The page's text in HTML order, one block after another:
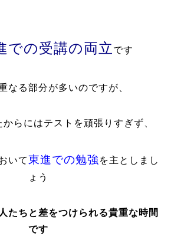
の受講の両立 です
なる部分が多いのですが、
らにはテストを頑張りすぎず、
いて東進での勉強 を主としまし
ょう
たちと差をつけられる貴重な時間
です